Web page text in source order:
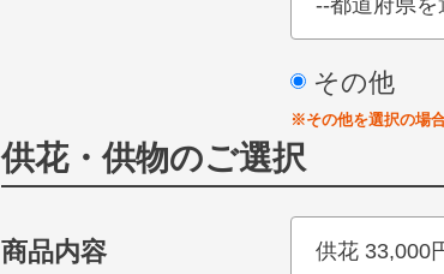
その他
※その他を選択の場
供花・供物のご選択
商品内容